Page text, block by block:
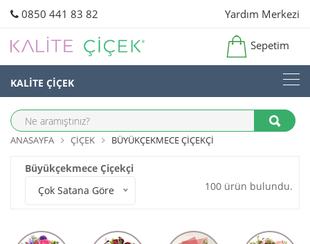
0850 441 83 82 Yardım Merkezi
Sepetim
KALİTE ÇİÇEK
ANASAYFA ÇIÇEK BÜYÜKÇEKMECE ÇIÇEKÇI
Büyükçekmece Çiçekçi
Çok Satana Göre
100 ürün bulundu.